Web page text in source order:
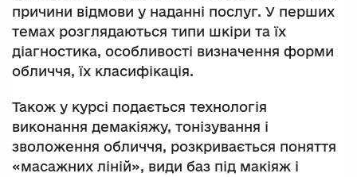
причини відмови у наданні послуг. У перших
темах розглядаються типи шкіри та їх
діагностика, особливості визначення форми
обличчя, їх класифікація.
Також у курсі подається технологія
виконання демакіяжу, тонізування і
зволоження обличчя, розкривається поняття
«масажних ліній», види баз під макіяж і